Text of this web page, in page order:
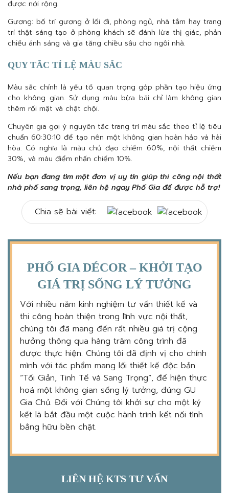
được nới rộng.
Gương: bố trí gương ở lối đi, phòng ngủ, nhà tắm hay trang
trí thật sáng tạo ở phòng khách sẽ đánh lừa thị giác, phản
chiếu ánh sáng và gia tăng chiều sâu cho ngôi nhà.
QUY TẮC TỈ LỆ MÀU SẮC
Màu sắc chính là yếu tố quan trọng góp phần tạo hiệu ứng
cho không gian. Sử dụng màu bừa bãi chỉ làm không gian
thêm rối mặt và chật chội.
Chuyên gia gợi ý nguyên tắc trang trí màu sắc theo tỉ lệ tiêu
chuẩn 60:30:10 để tạo nên một không gian hoàn hảo và hài
hòa. Có nghĩa là màu chủ đạo chiếm 60%, nội thất chiếm
30%, và màu điểm nhấn chiếm 10%.
Nếu bạn đang tìm một đơn vị uy tín giúp thi công nội thất
nhà phố sang trọng, liên hệ ngay Phố Gia để được hỗ trợ!
Chia sẽ bài viết:
PHỐ GIA DÉCOR – KHỞI TẠO
GIÁ TRỊ SỐNG LÝ TƯỞNG
Với nhiều năm kinh nghiệm tư vấn thiết kế và
thi công hoàn thiện trong lĩnh vực nội thất,
chúng tôi đã mang đến rất nhiều giá trị cộng
hưởng thông qua hàng trăm công trình đã
được thực hiện. Chúng tôi đã định vị cho chính
mình với tác phẩm mang lối thiết kế độc bản
“Tối Giản, Tinh Tế và Sang Trọng”, để hiện thực
hoá một không gian sống lý tưởng, đúng GU
Gia Chủ. Đối với Chúng tôi khởi sự cho một ký
kết là bắt đầu một cuộc hành trình kết nối tình
bằng hữu bền chặt.
LIÊN HỆ KTS TƯ VẤN